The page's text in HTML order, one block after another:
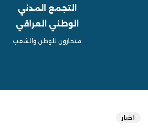
التجمع المدني
الوطني العراقي
منحازون للوطن والشعب
اخبار